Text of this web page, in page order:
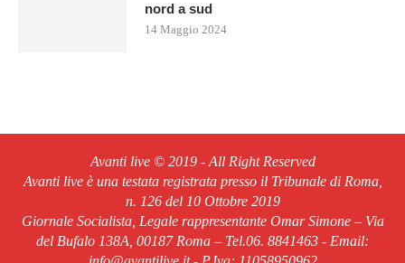
nord a sud
14 Maggio 2024
Avanti live © 2019 - All Right Reserved
Avanti live è una testata registrata presso il Tribunale di Roma,
n. 126 del 10 Ottobre 2019
Giornale Socialista, Legale rappresentante Omar Simone – Via
del Bufalo 138A, 00187 Roma – Tel.06. 8841463 - Email: